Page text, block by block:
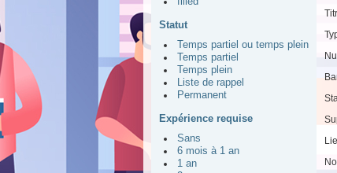
Statut
Temps partiel ou temps plein
Temps partiel
Temps plein
Liste de rappel
Permanent
Expérience requise
Sans
6 mois à 1 an
1 an